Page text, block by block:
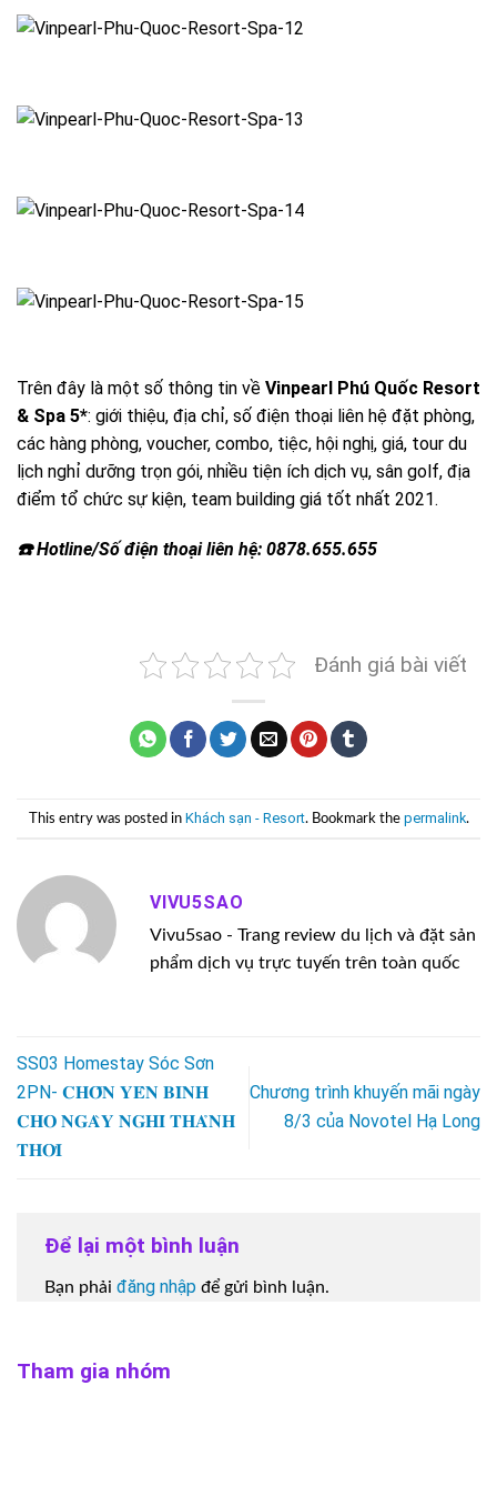
Trên đây là một số thông tin về Vinpearl Phú Quốc Resort
& Spa 5*: giới thiệu, địa chỉ, số điện thoại liên hệ đặt phòng,
các hàng phòng, voucher, combo, tiệc, hội nghị, giá, tour du
lịch nghỉ dưỡng trọn gói, nhiều tiện ích dịch vụ, sân golf, địa
điểm tổ chức sự kiện, team building giá tốt nhất 2021.
☎️ Hotline/Số điện thoại liên hệ: 0878.655.655
Đánh giá bài viết
This entry was posted in Khách sạn - Resort. Bookmark the permalink.
VIVU5SAO
Vivu5sao - Trang review du lịch và đặt sản
phẩm dịch vụ trực tuyến trên toàn quốc
SS03 Homestay Sóc Sơn
2PN- 𝐂𝐇𝐎̂́𝐍 𝐘𝐄̂𝐍 𝐁𝐈̀𝐍𝐇
𝐂𝐇𝐎 𝐍𝐆𝐀̀𝐘 𝐍𝐆𝐇𝐈̉ 𝐓𝐇𝐀̉𝐍𝐇
𝐓𝐇𝐎̛𝐈
Chương trình khuyến mãi ngày
8/3 của Novotel Hạ Long
Để lại một bình luận
Bạn phải đăng nhập để gửi bình luận.
Tham gia nhóm